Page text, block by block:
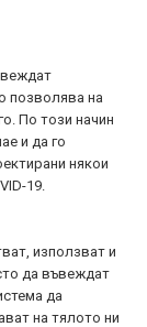
позволява на
По този начин
и да го
някои
19.
използват и
да въвеждат
да
на тялото ни